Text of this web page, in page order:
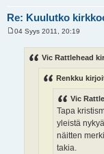
Re: Kuulutko
04 Syys 2011, 20:19
Vic Rattlehead
Renkku
Vic
Tapa
yleistä
näitten
takia.